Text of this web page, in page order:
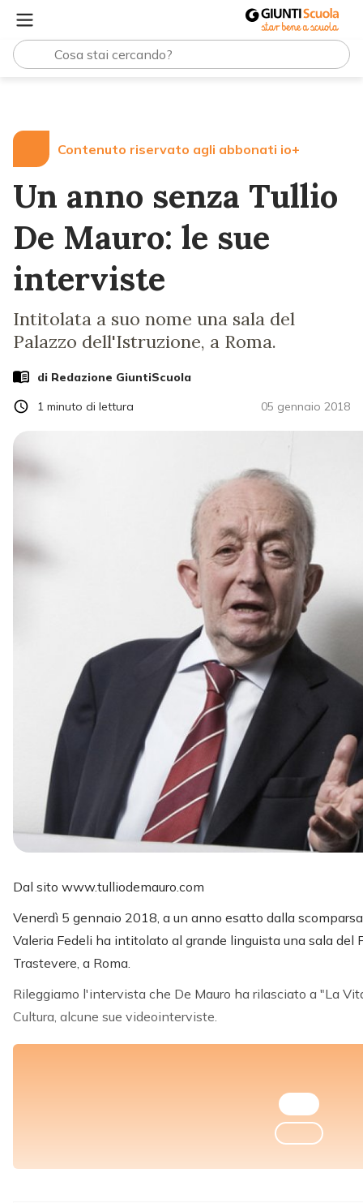
Contenuto riservato agli abbonati io+
Un anno senza Tullio
De Mauro: le sue
interviste
Intitolata a suo nome una sala del
Palazzo dell'Istruzione, a Roma.
di Redazione GiuntiScuola
05 gennaio 2018
1 minuto di lettura
Dal sito www.tulliodemauro.com
Venerdì 5 gennaio 2018, a un anno esatto dalla
Valeria Fedeli ha intitolato al grande linguista una sala del
Trastevere, a Roma.
Rileggiamo l'intervista che De Mauro ha rilasciato a "La
Cultura, alcune sue videointerviste.